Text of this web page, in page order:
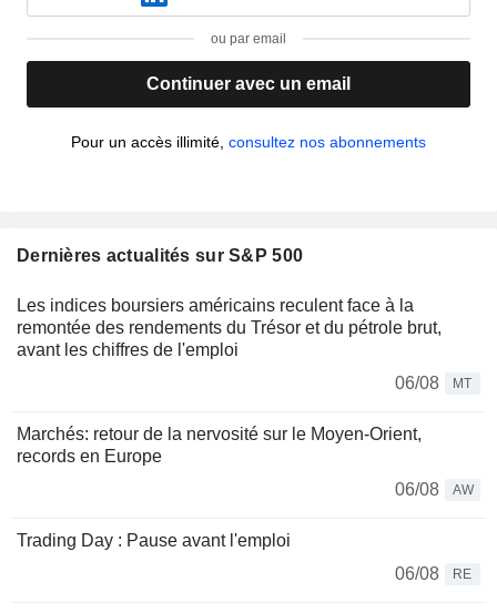
ou par email
Continuer avec un email
Pour un accès illimité, consultez nos abonnements
Dernières actualités sur S&P 500
Les indices boursiers américains reculent face à la
remontée des rendements du Trésor et du pétrole brut,
avant les chiffres de l'emploi
06/08
MT
Marchés: retour de la nervosité sur le Moyen-Orient,
records en Europe
06/08
AW
Trading Day : Pause avant l'emploi
06/08
RE